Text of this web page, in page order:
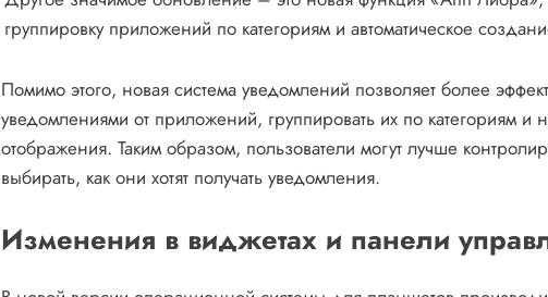
группировку приложений по категориям и автоматическое
Помимо этого, новая система уведомлений позволяет более
уведомлениями от приложений, группировать их по категориям и
отображения. Таким образом, пользователи могут лучше
выбирать, как они хотят получать уведомления.
Изменения в виджетах и панели